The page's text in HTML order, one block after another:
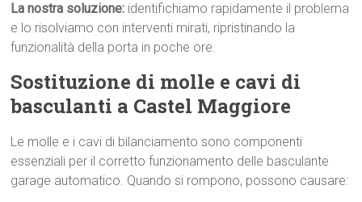
La nostra soluzione: identifichiamo rapidamente il problema
e lo risolviamo con interventi mirati, ripristinando la
funzionalità della porta in poche ore.
Sostituzione di molle e cavi di
basculanti a Castel Maggiore
Le molle e i cavi di bilanciamento sono componenti
essenziali per il corretto funzionamento delle basculante
garage automatico. Quando si rompono, possono causare: